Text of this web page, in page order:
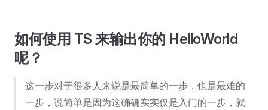
如何使用 TS 来输出你的 HelloWorld
呢？
这一步对于很多人来说是最简单的一步，也是最难的
一步，说简单是因为这确确实实仅是入门的一步，就